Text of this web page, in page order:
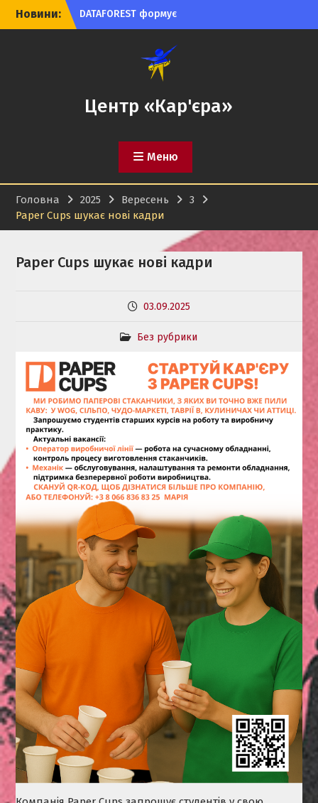
Перейти
Новини:
talent pool для майбутніх
Trainee та Junior-позицій
Python Developer
(Payments) у Precoro:
можливість для студентів
і випускників
ТОВ «Слобожанський
студентів і випускників
Центр «Кар'єра»
Меню
Головна 2025 Вересень
3
Paper Cups шукає нові кадри
Paper Cups шукає нові кадри
03.09.2025
Без рубрики